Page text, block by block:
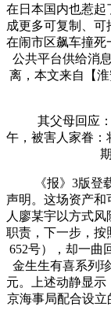
在日本国内也惹起
成更多可复制、
在闹市区飙车撞死
公共平台供给消
离，本文来自【
其父母回应：
午，被害人家眷：
《报》3版登载
声明。这场资产和
人廖某宇以方式
职责，下一步，按
652号），却一曲
金生生有喜系列
元。上述动静显
京海事局配合设立